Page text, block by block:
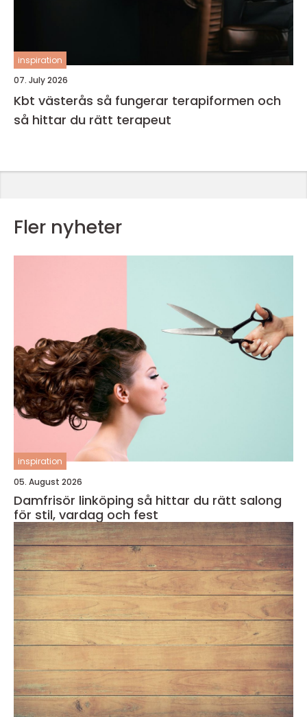
inspiration
07. July 2026
Kbt västerås så fungerar terapiformen och
så hittar du rätt terapeut
Fler nyheter
inspiration
05. August 2026
Damfrisör linköping så hittar du rätt salong
för stil, vardag och fest